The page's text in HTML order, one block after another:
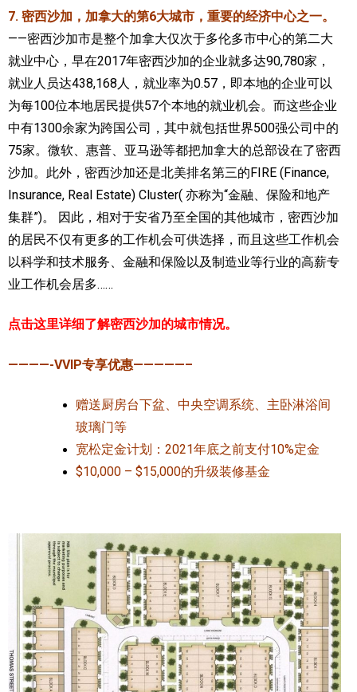
7. 密西沙加，加拿大的第6大城市，重要的经济中心之一。
——密西沙加市是整个加拿大仅次于多伦多市中心的第二大
就业中心，早在2017年密西沙加的企业就多达90,780家，
就业人员达438,168人，就业率为0.57，即本地的企业可以
为每100位本地居民提供57个本地的就业机会。而这些企业
中有1300余家为跨国公司，其中就包括世界500强公司中的
75家。微软、惠普、亚马逊等都把加拿大的总部设在了密西
沙加。此外，密西沙加还是北美排名第三的FIRE (Finance,
Insurance, Real Estate) Cluster( 亦称为“金融、保险和地产
集群”)。 因此，相对于安省乃至全国的其他城市，密西沙加
的居民不仅有更多的工作机会可供选择，而且这些工作机会
以科学和技术服务、金融和保险以及制造业等行业的高薪专
业工作机会居多……
点击这里详细了解密西沙加的城市情况。
————-VVIP专享优惠—————–
赠送厨房台下盆、中央空调系统、主卧淋浴间
玻璃门等
宽松定金计划：2021年底之前支付10%定金
$10,000 – $15,000的升级装修基金